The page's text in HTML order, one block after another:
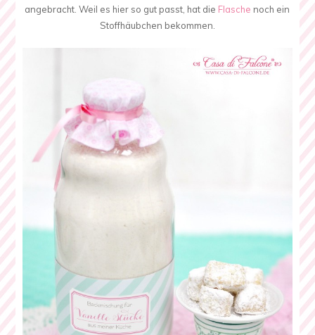
angebracht. Weil es hier so gut passt, hat die Flasche noch ein
Stoffhäubchen bekommen.